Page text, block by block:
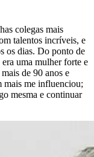
colegas mais
talentos incríveis, e
os dias. Do ponto de
uma mulher forte e
de 90 anos e
mais me influenciou;
mesma e continuar